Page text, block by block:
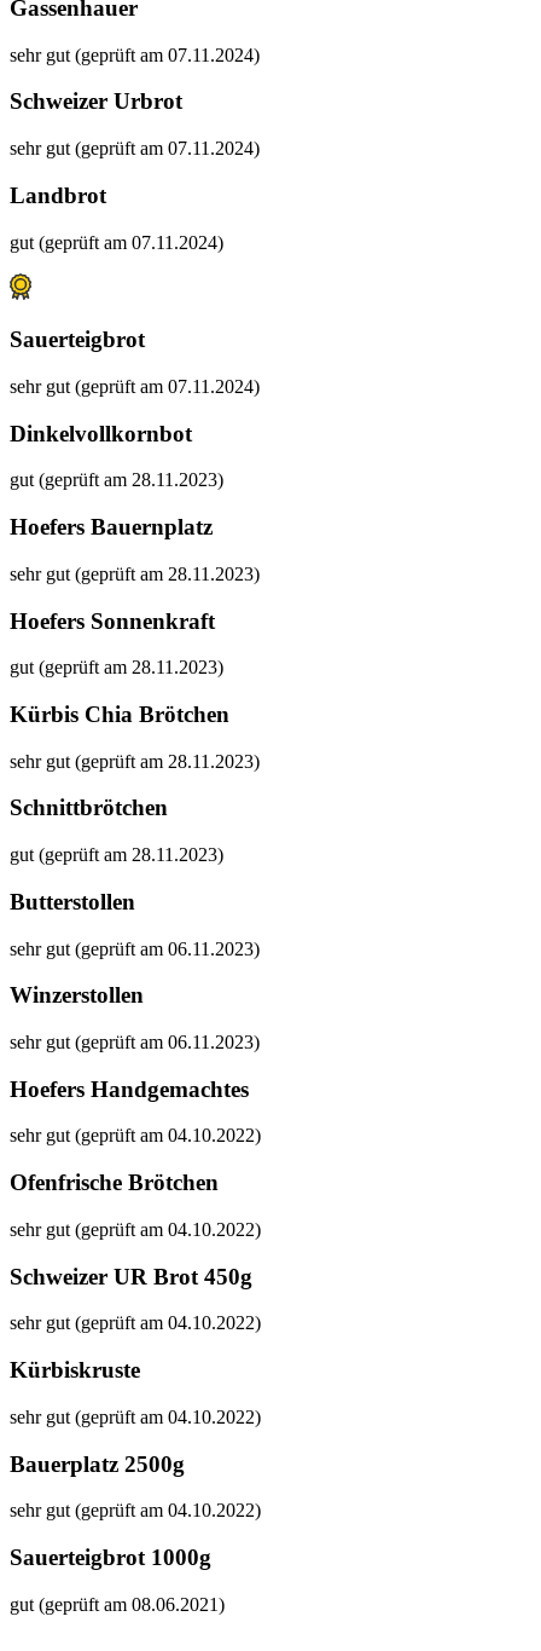
Gassenhauer
sehr gut (geprüft am 07.11.2024)
Schweizer Urbrot
sehr gut (geprüft am 07.11.2024)
Landbrot
gut (geprüft am 07.11.2024)
Sauerteigbrot
sehr gut (geprüft am 07.11.2024)
Dinkelvollkornbot
gut (geprüft am 28.11.2023)
Hoefers Bauernplatz
sehr gut (geprüft am 28.11.2023)
Hoefers Sonnenkraft
gut (geprüft am 28.11.2023)
Kürbis Chia Brötchen
sehr gut (geprüft am 28.11.2023)
Schnittbrötchen
gut (geprüft am 28.11.2023)
Butterstollen
sehr gut (geprüft am 06.11.2023)
Winzerstollen
sehr gut (geprüft am 06.11.2023)
Hoefers Handgemachtes
sehr gut (geprüft am 04.10.2022)
Ofenfrische Brötchen
sehr gut (geprüft am 04.10.2022)
Schweizer UR Brot 450g
sehr gut (geprüft am 04.10.2022)
Kürbiskruste
sehr gut (geprüft am 04.10.2022)
Bauerplatz 2500g
sehr gut (geprüft am 04.10.2022)
Sauerteigbrot 1000g
gut (geprüft am 08.06.2021)